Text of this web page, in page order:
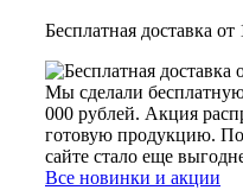
Бесплатная доставка от
Мы сделали бесплатную
000 рублей. Акция
готовую продукцию.
сайте стало еще
Все новинки и акции